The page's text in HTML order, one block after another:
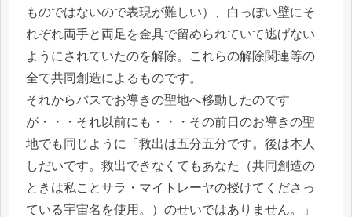
ものではないので表現が難しい）、白っぽい壁にそ
れぞれ両手と両足を金具で留められていて逃げない
ようにされていたのを解除。これらの解除関連等の
全て共同創造によるものです。
それからバスでお導きの聖地へ移動したのです
が・・・それ以前にも・・・その前日のお導きの聖
地でも同じように「救出は五分五分です。後は本人
しだいです。救出できなくてもあなた（共同創造の
ときは私ことサラ・マイトレーヤの授けてくださっ
ている宇宙名を使用。）のせいではありません。」